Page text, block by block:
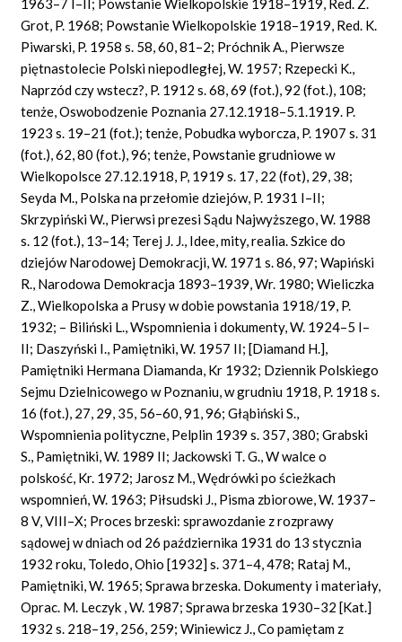
1963–7 I–II; Powstanie Wielkopolskie 1918–1919, Red. Z.
Grot, P. 1968; Powstanie Wielkopolskie 1918–1919, Red. K.
Piwarski, P. 1958 s. 58, 60, 81–2; Próchnik A., Pierwsze
piętnastolecie Polski niepodległej, W. 1957; Rzepecki K.,
Naprzód czy wstecz?, P. 1912 s. 68, 69 (fot.), 92 (fot.), 108;
tenże, Oswobodzenie Poznania 27.12.1918–5.1.1919. P.
1923 s. 19–21 (fot.); tenże, Pobudka wyborcza, P. 1907 s. 31
(fot.), 62, 80 (fot.), 96; tenże, Powstanie grudniowe w
Wielkopolsce 27.12.1918, P, 1919 s. 17, 22 (fot), 29, 38;
Seyda M., Polska na przełomie dziejów, P. 1931 I–II;
Skrzypiński W., Pierwsi prezesi Sądu Najwyższego, W. 1988
s. 12 (fot.), 13–14; Terej J. J., Idee, mity, realia. Szkice do
dziejów Narodowej Demokracji, W. 1971 s. 86, 97; Wapiński
R., Narodowa Demokracja 1893–1939, Wr. 1980; Wieliczka
Z., Wielkopolska a Prusy w dobie powstania 1918/19, P.
1932; – Biliński L., Wspomnienia i dokumenty, W. 1924–5 I–
II; Daszyński I., Pamiętniki, W. 1957 II; [Diamand H.],
Pamiętniki Hermana Diamanda, Kr 1932; Dziennik Polskiego
Sejmu Dzielnicowego w Poznaniu, w grudniu 1918, P. 1918 s.
16 (fot.), 27, 29, 35, 56–60, 91, 96; Głąbiński S.,
Wspomnienia polityczne, Pelplin 1939 s. 357, 380; Grabski
S., Pamiętniki, W. 1989 II; Jackowski T. G., W walce o
polskość, Kr. 1972; Jarosz M., Wędrówki po ścieżkach
wspomnień, W. 1963; Piłsudski J., Pisma zbiorowe, W. 1937–
8 V, VIII–X; Proces brzeski: sprawozdanie z rozprawy
sądowej w dniach od 26 października 1931 do 13 stycznia
1932 roku, Toledo, Ohio [1932] s. 371–4, 478; Rataj M.,
Pamiętniki, W. 1965; Sprawa brzeska. Dokumenty i materiały,
Oprac. M. Leczyk , W. 1987; Sprawa brzeska 1930–32 [Kat.]
1932 s. 218–19, 256, 259; Winiewicz J., Co pamiętam z